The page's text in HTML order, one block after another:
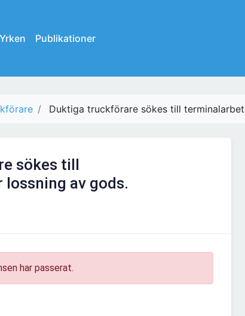
Yrken Publikationer
Duktiga truckförare sökes till
sökes till
av gods.
har passerat.